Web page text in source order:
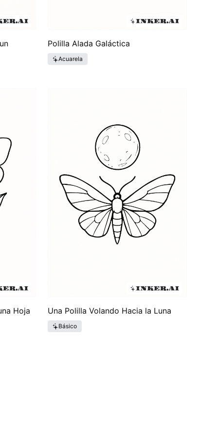
Polilla Alada Galáctica
Acuarela
Hoja Una Polilla Volando Hacia la Luna
Básico